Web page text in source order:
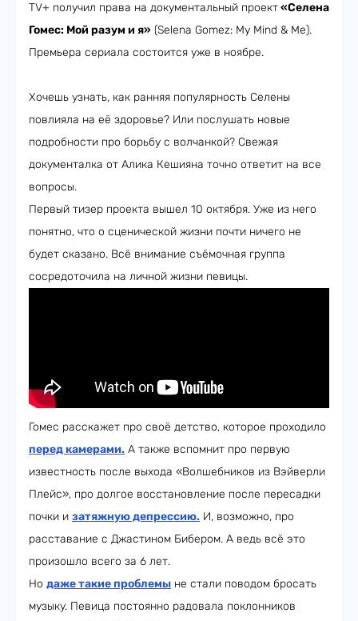
TV+ получил права на документальный проект«Селена
Гомес: Мой разум и я» (Selena Gomez: My Mind & Me).
Премьера сериала состоится уже в ноябре.
Хочешь узнать, как ранняя популярность Селены
повлияла на её здоровье? Или послушать новые
подробности про борьбу с волчанкой? Свежая
документалка от Алика Кешияна точно ответит на все
вопросы.
Первый тизер проекта вышел 10 октября. Уже из него
понятно, что о сценической жизни почти ничего не
будет сказано. Всё внимание съёмочная группа
сосредоточила на личной жизни певицы.
Гомес расскажет про своё детство, которое проходило
перед камерами. А также вспомнит про первую
известность после выхода «Волшебников из Вэйверли
Плейс», про долгое восстановление после пересадки
почки и затяжную депрессию. И, возможно, про
расставание с Джастином Бибером. А ведь всё это
произошло всего за 6 лет.
Но даже такие проблемы не стали поводом бросать
музыку. Певица постоянно радовала поклонников